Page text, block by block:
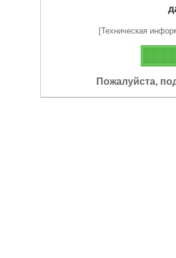
[Техническая
Пожалуйста,